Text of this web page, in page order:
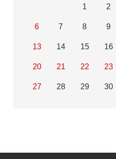
1 2
6 7 8 9
13 14 15 16
20 21 22 23
27 28 29 30